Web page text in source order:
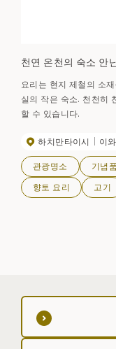
천연 온천의 숙소 안
요리는 현지 제철의 소
실의 작은 숙소. 천천히
할 수 있습니다.
하치만타이시 이
관광명소 기념품
향토 요리
고기